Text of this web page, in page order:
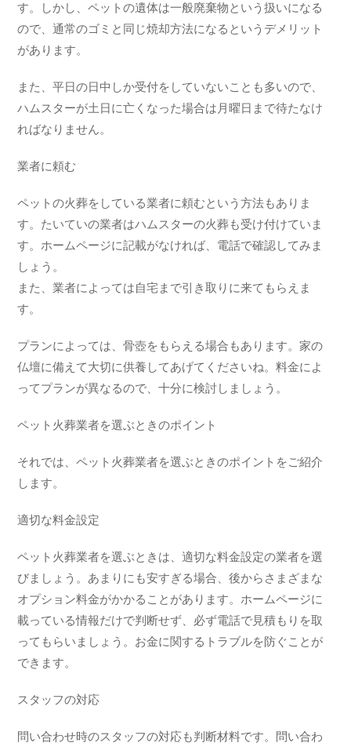
す。しかし、ペットの遺体は一般廃棄物という扱いになる
ので、通常のゴミと同じ焼却方法になるというデメリット
があります。
また、平日の日中しか受付をしていないことも多いので、
ハムスターが土日に亡くなった場合は月曜日まで待たなけ
ればなりません。
業者に頼む
ペットの火葬をしている業者に頼むという方法もありま
す。たいていの業者はハムスターの火葬も受け付けていま
す。ホームページに記載がなければ、電話で確認してみま
しょう。
また、業者によっては自宅まで引き取りに来てもらえま
す。
プランによっては、骨壺をもらえる場合もあります。家の
仏壇に備えて大切に供養してあげてくださいね。料金によ
ってプランが異なるので、十分に検討しましょう。
ペット火葬業者を選ぶときのポイント
それでは、ペット火葬業者を選ぶときのポイントをご紹介
します。
適切な料金設定
ペット火葬業者を選ぶときは、適切な料金設定の業者を選
びましょう。あまりにも安すぎる場合、後からさまざまな
オプション料金がかかることがあります。ホームページに
載っている情報だけで判断せず、必ず電話で見積もりを取
ってもらいましょう。お金に関するトラブルを防ぐことが
できます。
スタッフの対応
問い合わせ時のスタッフの対応も判断材料です。問い合わ